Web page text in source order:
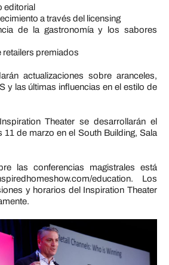
editorial
a través del licensing
de la gastronomía y los sabores
retailers premiados
actualizaciones sobre aranceles,
y las últimas influencias en el estilo de
Theater se desarrollarán el
de marzo en el South Building, Sala
las conferencias magistrales está
education. Los
y horarios del Inspiration Theater